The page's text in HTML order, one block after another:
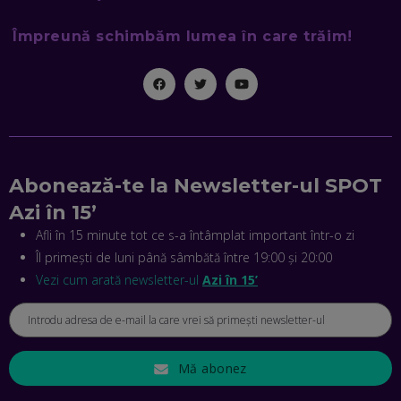
MIHAI CEPOI, JOBFUL: SCHIMBĂM MODUL ÎN CARE APLICI
LA JOB! CUM DEMONSTREZI ABILITĂȚI ȘI CÂȘTIGI PREMII
CÂȘTIGI
EP. 44
CRISTIAN GROZEA, BEEFAST: PREGĂTIM CEL MAI BUN
DISPECERAT AUTOMAT DE PE PIAȚĂ! CUM POATE
ASIA
EP. 43
RESPECTĂM OBLIGAȚIILE EUROPENE, VOM AVEA
Împreună schimbăm lumea în care trăim!
Abonează-te la Newsletter-ul SPOT
Azi în 15’
Afli în 15 minute tot ce s-a întâmplat important într-o zi
Îl primești de luni până sâmbătă între 19:00 și 20:00
Vezi cum arată newsletter-ul Azi în 15’
Mă abonez